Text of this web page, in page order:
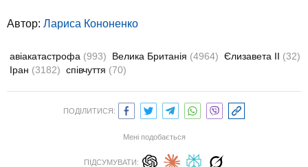
Автор: Лариса Кононенко
авіакатастрофа (993) Велика Британія (4964) Єлизавета ІІ (32)
Іран (3182) співчуття (70)
ПОДІЛИТИСЯ:
Мені подобається
ПІДСУМУВАТИ: